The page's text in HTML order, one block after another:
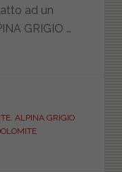
ad un
GRIGIO …
, ALPINA GRIGIO